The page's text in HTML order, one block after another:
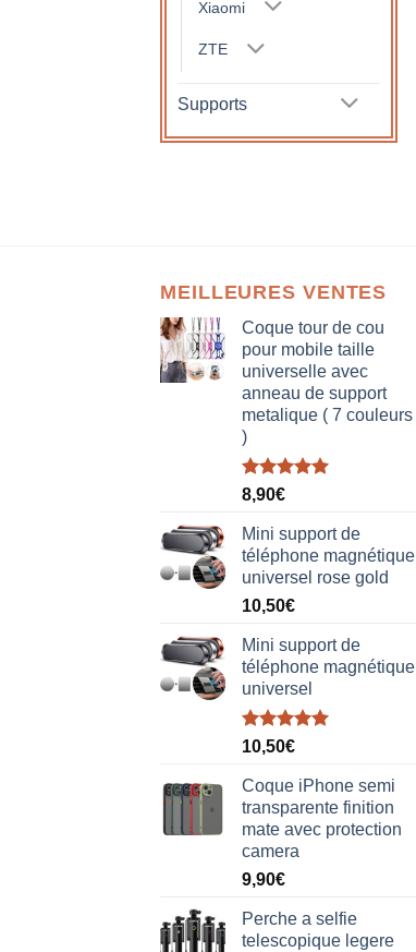
Xiaomi
ZTE
Supports
MEILLEURES VENTES
Coque tour de cou
pour mobile taille
universelle avec
anneau de support
metalique ( 7 couleurs
)
Note5.00
8,90€
Mini support de
téléphone magnétique
universel rose gold
10,50€
Mini support de
téléphone magnétique
universel
Note5.00
10,50€
Coque iPhone semi
transparente finition
mate avec protection
camera
9,90€
Perche a selfie
telescopique legere